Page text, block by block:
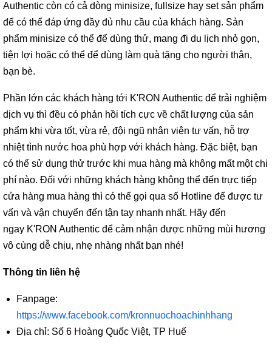
Authentic còn có cả dòng minisize, fullsize hay set sản phẩm
để có thể đáp ứng đầy đủ nhu cầu của khách hàng. Sản
phẩm minisize có thể để dùng thử, mang đi du lịch nhỏ gọn,
tiện lợi hoặc có thể để dùng làm quà tặng cho người thân,
bạn bè.
Phần lớn các khách hàng tới K'RON Authentic để trải nghiệm
dịch vụ thì đều có phản hồi tích cực về chất lượng của sản
phẩm khi vừa tốt, vừa rẻ, đội ngũ nhân viên tư vấn, hỗ trợ
nhiệt tình nước hoa phù hợp với khách hàng. Đặc biệt, bạn
có thể sử dụng thử trước khi mua hàng mà không mất một chi
phí nào. Đối với những khách hàng không thể đến trực tiếp
cửa hàng mua hàng thì có thể gọi qua số Hotline để được tư
vấn và vận chuyển đến tận tay nhanh nhất. Hãy đến
ngay K'RON Authentic để cảm nhận được những mùi hương
vô cùng dễ chịu, nhẹ nhàng nhất bạn nhé!
Thông tin liên hệ
Fanpage:
https://www.facebook.com/kronnuochoachinhhang
Địa chỉ: Số 6 Hoàng Quốc Việt, TP Huế